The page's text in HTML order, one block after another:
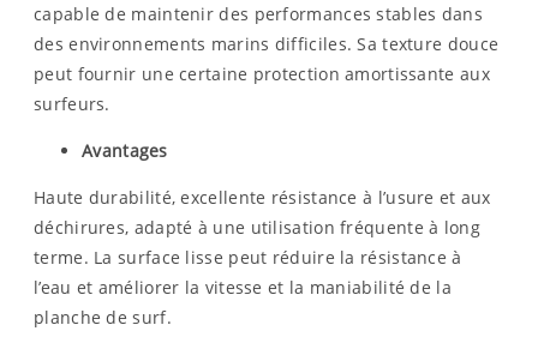
capable de maintenir des performances stables dans
des environnements marins difficiles. Sa texture douce
peut fournir une certaine protection amortissante aux
surfeurs.
Avantages
Haute durabilité, excellente résistance à l’usure et aux
déchirures, adapté à une utilisation fréquente à long
terme. La surface lisse peut réduire la résistance à
l’eau et améliorer la vitesse et la maniabilité de la
planche de surf.